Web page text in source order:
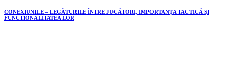
CONEXIUNILE – LEGĂTURILE ÎNTRE JUCĂTORI, IMPORTANȚA TACTICĂ ȘI
FUNCȚIONALITATEA LOR